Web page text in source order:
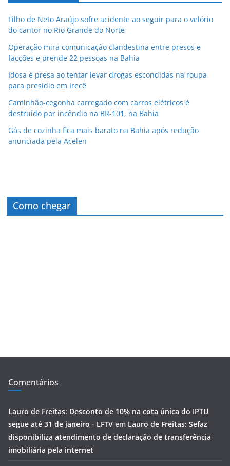
Filho de Neto Araújo sofre acidente ao seguir para o velório
do cantor no Rio Grande do Norte
Operação mira comunicação clandestina entre presos e
facções e prende 22 pessoas na Bahia
Idosa é presa ao tentar levar drogas escondidas na roupa
para presídio em Irecê
Caminhão-cegonha carregado com carros elétricos é
destruído por incêndio na BR-101, na Bahia
Gás de cozinha fica mais barato na Bahia após redução
anunciada pela Acelen
Como chegar
Comentários
Lauro de Freitas: Desconto de 10% na cota única do IPTU
segue até 31 de janeiro - LFTV em Lauro de Freitas: Sefaz
disponibiliza atendimento de declaração de transferência
imobiliária pela internet